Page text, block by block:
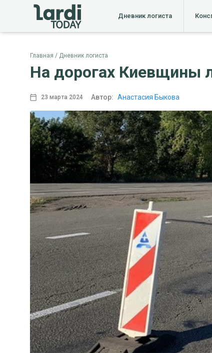
Дневник логиста
Главная Дневник логиста
На дорогах Киевщины
23 марта 2024 Автор: Анастасия Быкова